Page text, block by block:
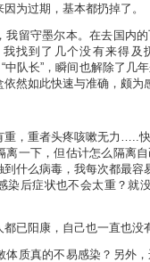
为过期，基本都扔掉了。
我留守墨尔本。在去国内
找到了几个没有来得及
中队长”，瞬间也解除了几
然如此快速与准确，颇为
重，重者头疼咳嗽无力…..
离一下，但估计怎么隔离
到什么病毒，我每次都最容
染后症状也不会太重？就
已阳康，自己也一直也没
体质真的不易感染？另外